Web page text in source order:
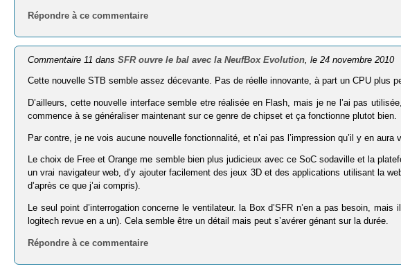
Répondre à ce commentaire
Commentaire 11 dansSFR ouvre le bal avec la NeufBox Evolution, le 24 novembre 2010
Cette nouvelle STB semble assez décevante. Pas de réelle innovante, à part un CPU plus
D’ailleurs, cette nouvelle interface semble etre réalisée en Flash, mais je ne l’ai pas
commence à se généraliser maintenant sur ce genre de chipset et ça fonctionne plutot bien.
Par contre, je ne vois aucune nouvelle fonctionnalité, et n’ai pas l’impression qu’il y en aura
Le choix de Free et Orange me semble bien plus judicieux avec ce SoC sodaville et la
un vrai navigateur web, d’y ajouter facilement des jeux 3D et des applications utilisant la
d’après ce que j’ai compris).
Le seul point d’interrogation concerne le ventilateur. la Box d’SFR n’en a pas besoin,
logitech revue en a un). Cela semble être un détail mais peut s’avérer génant sur la durée.
Répondre à ce commentaire